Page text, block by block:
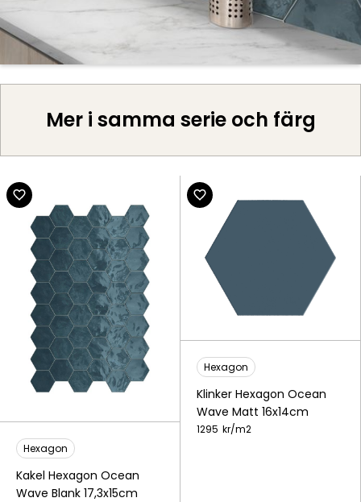
Mer i samma serie och färg
Hexagon
Kakel Hexagon Ocean
Wave Blank 17,3x15cm
Hexagon
Klinker Hexagon Ocean
Wave Matt 16x14cm
1295 kr/m2